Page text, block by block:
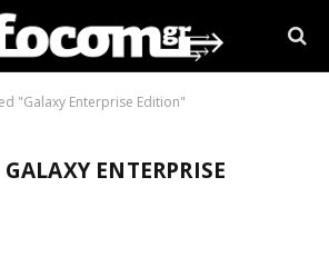
"Galaxy Enterprise Edition"
GALAXY ENTERPRISE